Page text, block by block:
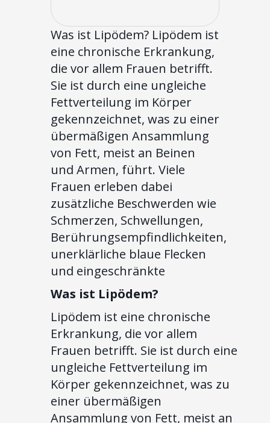
Was ist Lipödem? Lipödem ist
eine chronische Erkrankung,
die vor allem Frauen betrifft.
Sie ist durch eine ungleiche
Fettverteilung im Körper
gekennzeichnet, was zu einer
übermäßigen Ansammlung
von Fett, meist an Beinen
und Armen, führt. Viele
Frauen erleben dabei
zusätzliche Beschwerden wie
Schmerzen, Schwellungen,
Berührungsempfindlichkeiten,
unerklärliche blaue Flecken
und eingeschränkte
Was ist Lipödem?
Lipödem ist eine chronische
Erkrankung, die vor allem
Frauen betrifft. Sie ist durch eine
ungleiche Fettverteilung im
Körper gekennzeichnet, was zu
einer übermäßigen
Ansammlung von Fett, meist an